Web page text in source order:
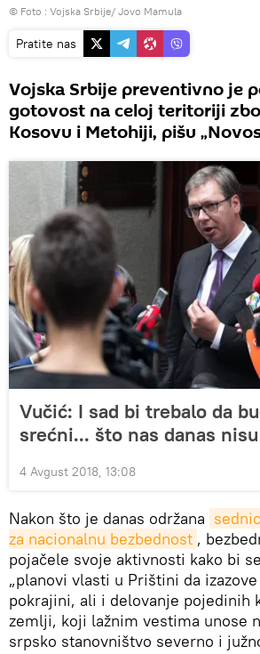
© Foto : Vojska Srbije/ Jovo Mamula
Pratite nas
Vojska Srbije preventivno je
gotovost na celoj teritoriji
Kosovu i Metohiji, pišu
Vučić: I sad bi trebalo da
srećni... što nas danas
4 Avgust 2018, 13:08
Nakon što je danas održana
za nacionalnu bezbednost ,
pojačele svoje aktivnosti kako bi
„planovi vlasti u Prištini da
pokrajini, ali i delovanje pojedinih
zemlji, koji lažnim vestima unose
srpsko stanovništvo severno i